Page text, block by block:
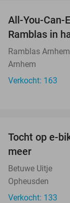
All-You-Can-
Ramblas in
Ramblas Arnhem
Arnhem
Verkocht: 163
Tocht op e-
meer
Betuwe Uitje
Opheusden
Verkocht: 133